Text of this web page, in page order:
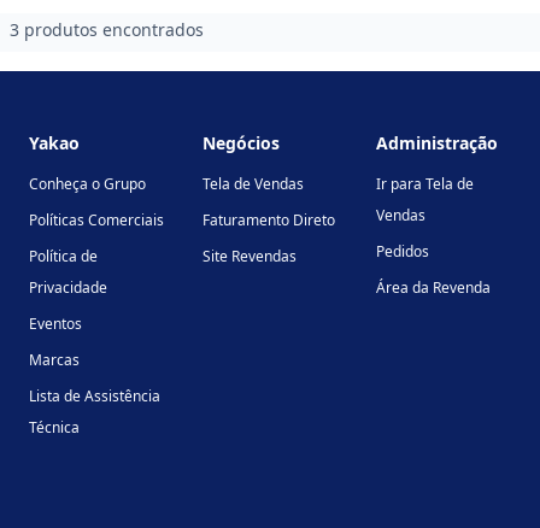
3 produtos encontrados
Yakao
Conheça o Grupo
Políticas Comerciais
Política de
Privacidade
Eventos
Marcas
Lista de Assistência
Técnica
Negócios
Tela de Vendas
Faturamento Direto
Site Revendas
Administração
Ir para Tela de
Vendas
Pedidos
Área da Revenda